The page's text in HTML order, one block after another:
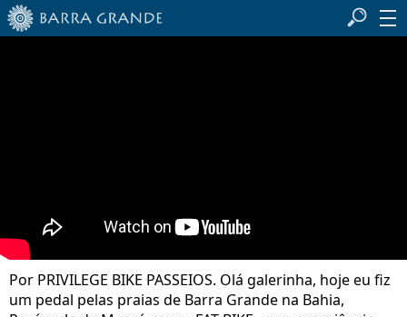
Por PRIVILEGE BIKE PASSEIOS. Olá galerinha, hoje eu fiz
um pedal pelas praias de Barra Grande na Bahia,